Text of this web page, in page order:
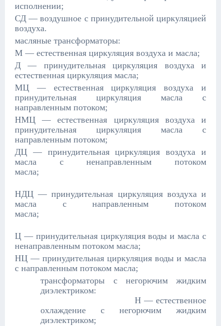
исполнении;
СД — воздушное с принудительной циркуляцией
воздуха.
масляные трансформаторы:
М — естественная циркуляция воздуха и масла;
Д — принудительная циркуляция воздуха и
естественная циркуляция масла;
МЦ — естественная циркуляция воздуха и
принудительная циркуляция масла с
направленным потоком;
НМЦ — естественная циркуляция воздуха и
принудительная циркуляция масла с
направленным потоком;
ДЦ — принудительная циркуляция воздуха и
масла с ненаправленным потоком
масла;
НДЦ — принудительная циркуляция воздуха и
масла с направленным потоком
масла;
Ц — принудительная циркуляция воды и масла с
ненаправленным потоком масла;
НЦ — принудительная циркуляция воды и масла
с направленным потоком масла;
трансформаторы с негорючим жидким
диэлектриком:
Н — естественное
охлаждение с негорючим жидким
диэлектриком;